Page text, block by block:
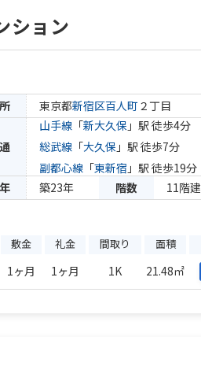
ション
東京都新宿区百人町 ２丁目
山手線 「新大久保 」駅 徒歩4分
総武線 「大久保 」駅 徒歩7分
副都心線 「東新宿 」駅 徒歩19分
築23年 階数 11階建
敷金 礼金 間取り 面積
1ヶ月 1ヶ月 1K 21.48㎡